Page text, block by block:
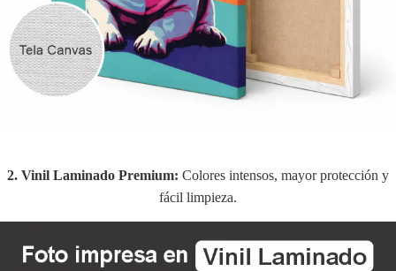
2. Vinil Laminado Premium: Colores intensos, mayor protección y
fácil limpieza.